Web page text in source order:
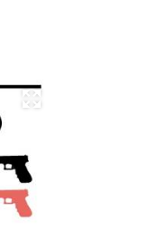
Развернуть на весь экран